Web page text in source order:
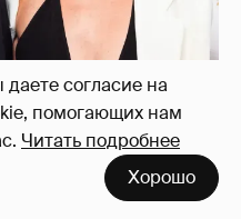
согласие на
помогающих нам
Читать подробнее
Хорошо